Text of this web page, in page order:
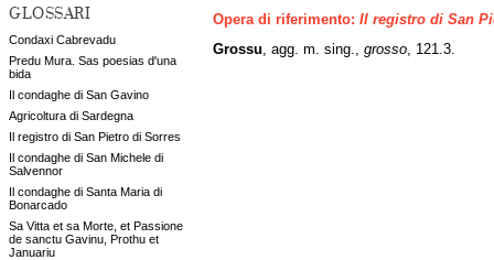
GLOSSARI
Condaxi Cabrevadu
Predu Mura. Sas poesias d'una
bida
Il condaghe di San Gavino
Agricoltura di Sardegna
Il registro di San Pietro di Sorres
Il condaghe di San Michele di
Salvennor
Il condaghe di Santa Maria di
Bonarcado
Sa Vitta et sa Morte, et Passione
de sanctu Gavinu, Prothu et
Januariu
Opera di riferimento: Il registro di San
Grossu , agg. m. sing., grosso , 121.3.